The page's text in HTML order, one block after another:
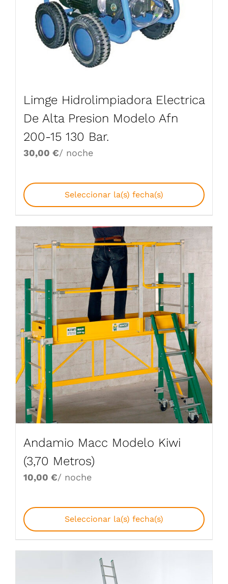
Limge Hidrolimpiadora Electrica
De Alta Presion Modelo Afn
200-15 130 Bar.
30,00 €/ noche
Seleccionar la(s) fecha(s)
Andamio Macc Modelo Kiwi
(3,70 Metros)
10,00 €/ noche
Seleccionar la(s) fecha(s)